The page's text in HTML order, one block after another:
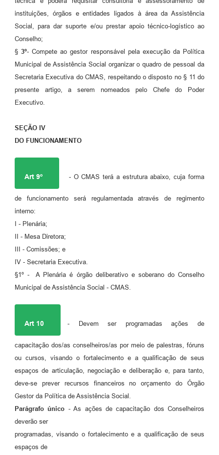
instituições, órgãos e entidades ligados à área da Assistência
Social, para dar suporte e/ou prestar apoio técnico-logístico ao
Conselho;
§3º- Compete ao gestor responsável pela execução da Política
Municipal de Assistência Social organizar o quadro de pessoal da
Secretaria Executiva do CMAS, respeitando o disposto no § 11 do
presente artigo, a serem nomeados pelo Chefe do Poder
Executivo.
SEÇÃO IV
DO FUNCIONAMENTO
Art 9º - O CMAS terá a estrutura abaixo, cuja forma
de funcionamento será regulamentada através de regimento
interno:
I - Plenária;
II - Mesa Diretora;
III - Comissões; e
IV - Secretaria Executiva.
§1º - A Plenária é órgão deliberativo e soberano do Conselho
Municipal de Assistência Social - CMAS.
Art 10 - Devem ser programadas ações de
capacitação dos/as conselheiros/as por meio de palestras, fóruns
ou cursos, visando o fortalecimento e a qualificação de seus
espaços de articulação, negociação e deliberação e, para tanto,
deve-se prever recursos financeiros no orçamento do Órgão
Gestor da Política de Assistência Social.
Parágrafo único - As ações de capacitação dos Conselheiros
deverão ser
programadas, visando o fortalecimento e a qualificação de seus
espaços de